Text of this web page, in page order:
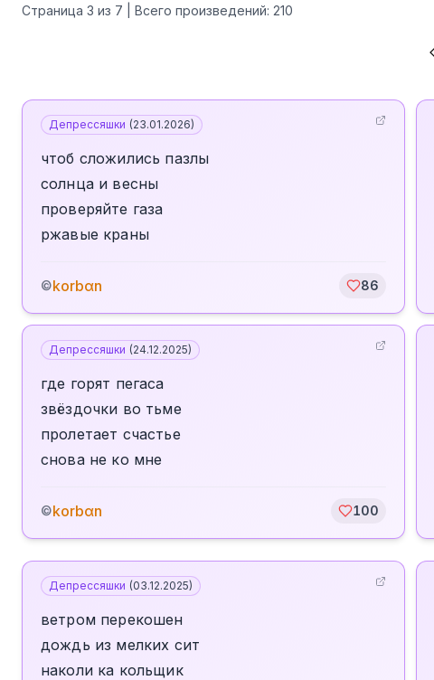
Страница 3 из 7 | Всего произведений: 210
Депрессяшки (23.01.2026)
чтоб сложились пазлы
солнца и весны
проверяйте газа
ржавые краны
©korbαn 86
Депрессяшки (24.12.2025)
где горят пегаса
звёздочки во тьме
пролетает счастье
снова не ко мне
©korbαn 100
Депрессяшки (03.12.2025)
ветром перекошен
дождь из мелких сит
наколи ка кольщик